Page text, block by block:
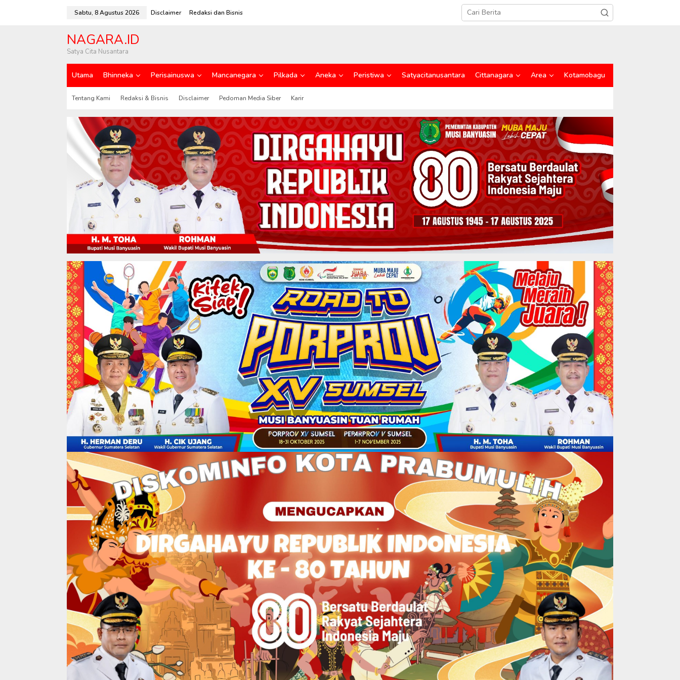
Sabtu, 8 Agustus 2026 Disclaimer Redaksi dan Bisnis
NAGARA.ID
Satya Cita Nusantara
Utama Bhinneka Perisainuswa Mancanegara Pilkada Aneka Peristiwa Satyacitanusantara Cittanagara Area Kotamobagu
Tentang Kami Redaksi & Bisnis Disclaimer Pedoman Media Siber Karir